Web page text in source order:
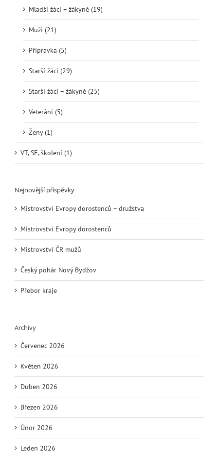
Mladší žáci – žákyně (19)
Muži (21)
Přípravka (5)
Starší žáci (29)
Starší žáci – žákyně (25)
Veteráni (5)
Ženy (1)
VT, SE, školení (1)
Nejnovější příspěvky
Mistrovství Evropy dorostenců – družstva
Mistrovství Evropy dorostenců
Mistrovství ČR mužů
Český pohár Nový Bydžov
Přebor kraje
Archivy
Červenec 2026
Květen 2026
Duben 2026
Březen 2026
Únor 2026
Leden 2026